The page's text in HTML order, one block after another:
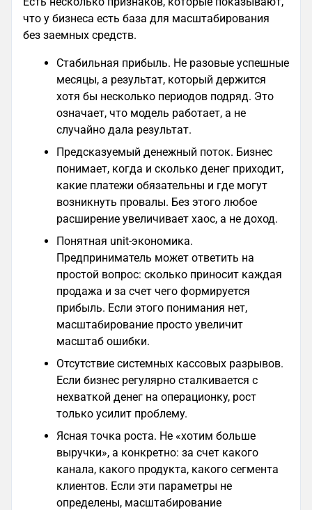
что у бизнеса есть база для масштабирования
без заемных средств.
Стабильная прибыль. Не разовые успешные
месяцы, а результат, который держится
хотя бы несколько периодов подряд. Это
означает, что модель работает, а не
случайно дала результат.
Предсказуемый денежный поток. Бизнес
понимает, когда и сколько денег приходит,
какие платежи обязательны и где могут
возникнуть провалы. Без этого любое
расширение увеличивает хаос, а не доход.
Понятная unit-экономика.
Предприниматель может ответить на
простой вопрос: сколько приносит каждая
продажа и за счет чего формируется
прибыль. Если этого понимания нет,
масштабирование просто увеличит
масштаб ошибки.
Отсутствие системных кассовых разрывов.
Если бизнес регулярно сталкивается с
нехваткой денег на операционку, рост
только усилит проблему.
Ясная точка роста. Не «хотим больше
выручки», а конкретно: за счет какого
канала, какого продукта, какого сегмента
клиентов. Если эти параметры не
определены, масштабирование